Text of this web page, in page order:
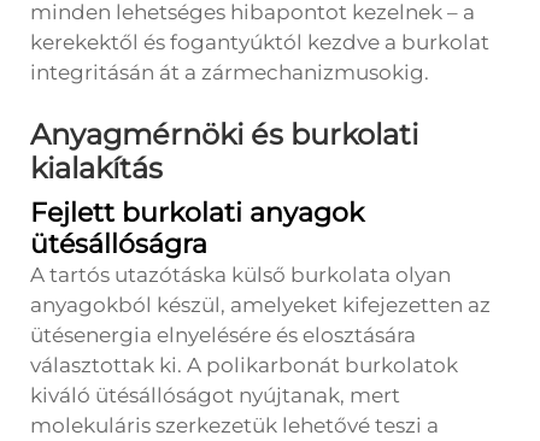
minden lehetséges hibapontot kezelnek – a
kerekektől és fogantyúktól kezdve a burkolat
integritásán át a zármechanizmusokig.
Anyagmérnöki és burkolati
kialakítás
Fejlett burkolati anyagok
ütésállóságra
A tartós utazótáska külső burkolata olyan
anyagokból készül, amelyeket kifejezetten az
ütésenergia elnyelésére és elosztására
választottak ki. A polikarbonát burkolatok
kiváló ütésállóságot nyújtanak, mert
molekuláris szerkezetük lehetővé teszi a